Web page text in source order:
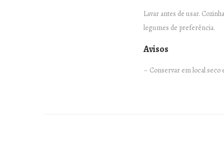
Lavar antes de usar.
legumes de preferência.
Avisos
– Conservar em local seco